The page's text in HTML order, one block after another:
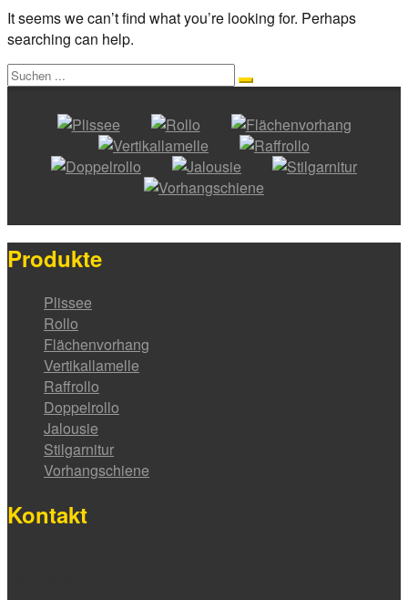
anova
It seems we can’t find what you’re looking for. Perhaps
searching can help.
Search
for:
Search
Produkte
Plissee
Rollo
Flächenvorhang
Vertikallamelle
Raffrollo
Doppelrollo
Jalousie
Stilgarnitur
Vorhangschiene
Kontakt